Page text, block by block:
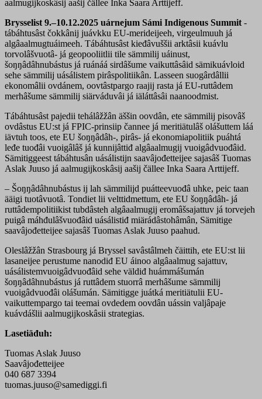
aalmugijkoskâsij aašij čällee Inka Saara Arttijeff.
Brysselist 9.–10.12.2025 uárnejum Sámi Indigenous Summit -
tábáhtusâst čokkânij juávkku EU-merideijeeh, virgeulmuuh já
algâaalmugtuáimeeh. Tábáhtusâst kieđâvuššii arktâsii kuávlu
torvolâšvuotâ- já geopooliitlii tile sämmilij uáinust,
šoŋŋâdâhnubástus já ruánáá sirdâšume vaikuttâsâid sämikuávloid
sehe sämmilij uásálistem pirâspolitiikân. Lasseen suogârdâllii
ekonomâlii ovdánem, oovtâstpargo raajij rasta já EU-ruttâdem
merhâšume sämmilij siärváduvâi já iäláttâsâi naanoodmist.
Tábáhtusâst pajedii tehálâžžân äššin oovdân, ete sämmilij pisovâš
ovdâstus EU:st já FPIC-prinsiip čannee já meritiätulâš olášuttem láá
iävtuh toos, ete EU šoŋŋâdâh-, pirâs- já ekonomiapolitiik puáhtá
leđe tuođâi vuoigâlâš já kunnijâttiđ algâaalmugij vuoigâdvuođâid.
Sämitiggeest tábáhtusân uásálistijn saavâjođetteijee sajasâš Tuomas
Aslak Juuso já aalmugijkoskâsij aašij čällee Inka Saara Arttijeff.
– Šoŋŋâdâhnubástus ij lah sämmilijd puátteevuođâ uhke, peic taan
ääigi tuotâvuotâ. Tondiet lii velttidmettum, ete EU šoŋŋâdâh- já
ruttâdempolitiikist tubdâsteh algâaalmugij eromâšsajattuv já torvejeh
puigâ máhđulâšvuođâid uásálistiđ miärádâstohâmân, Sämitige
saavâjođetteijee sajasâš Tuomas Aslak Juuso paahud.
Oleslâžžân Strasbourg já Bryssel savâstâlmeh čäittih, ete EU:st lii
lasaneijee perustume nanodiđ EU áinoo algâaalmug sajattuv,
uásálistemvuoigâdvuođâid sehe väldiđ huámmášumán
šoŋŋâdâhnubástus já ruttâdem stuorrâ merhâšume sämmilij
vuoigâdvuođâi olášumán. Sämitigge juátká meritiätulii EU-
vaikuttempargo tai teemai ovdedem oovdân uássin valjâpaje
kuávdášlii aalmugijkoskâsii strategias.
Lasetiäđuh:
Tuomas Aslak Juuso
Saavâjođetteijee
040 687 3394
tuomas.juuso@samediggi.fi